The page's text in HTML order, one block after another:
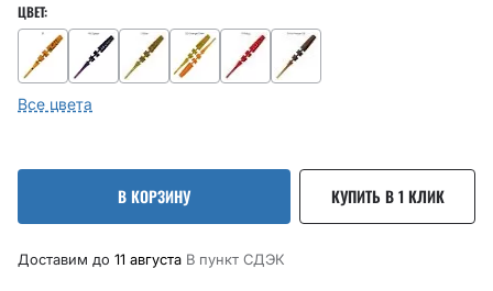
ЦВЕТ:
Все цвета
В КОРЗИНУ КУПИТЬ В 1 КЛИК
Доставим до 11 августа В пункт CДЭК